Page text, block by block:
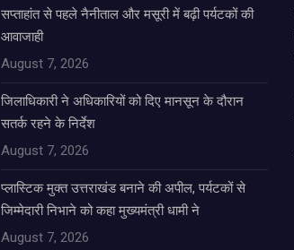
सप्ताहांत से पहले नैनीताल और मसूरी में बढ़ी पर्यटकों की
आवाजाही
August 7, 2026
जिलाधिकारी ने अधिकारियों को दिए मानसून के दौरान
सतर्क रहने के निर्देश
August 7, 2026
प्लास्टिक मुक्त उत्तराखंड बनाने की अपील, पर्यटकों से
जिम्मेदारी निभाने को कहा मुख्यमंत्री धामी ने
August 7, 2026